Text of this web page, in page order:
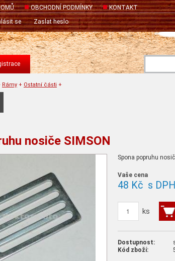
OBCHODNÍ PODMÍNKY
KONTAKT
se
Zaslat heslo
Rámy + Ostatní části +
nosiče SIMSON
Spona popruhu
Vaše cena
48 Kč s DPH
ks
Dostupnost:
Kód zboží: